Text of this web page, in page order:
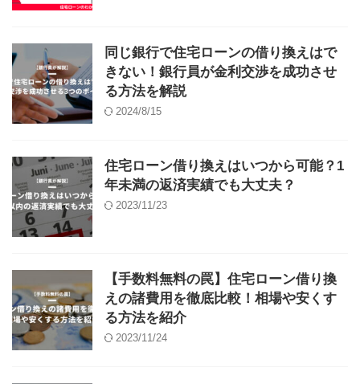
同じ銀行で住宅ローンの借り換えはで
きない！銀行員が金利交渉を成功させ
る方法を解説
2024/8/15
住宅ローン借り換えはいつから可能？1
年未満の返済実績でも大丈夫？
2023/11/23
【手数料無料の罠】住宅ローン借り換
えの諸費用を徹底比較！相場や安くす
る方法を紹介
2023/11/24